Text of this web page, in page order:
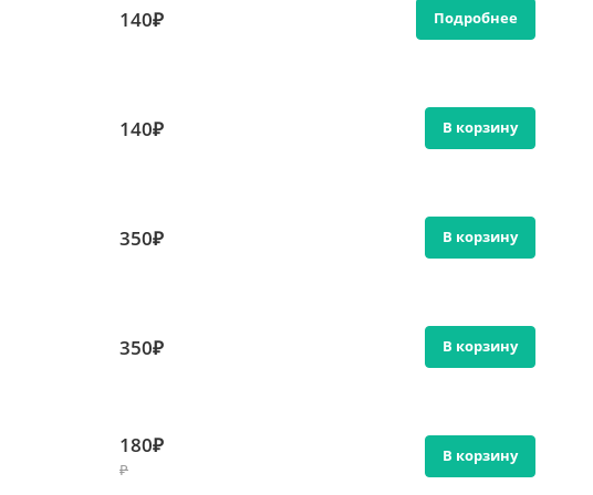
140₽ Подробнее
140₽ В корзину
350₽ В корзину
350₽ В корзину
180₽
₽
В корзину